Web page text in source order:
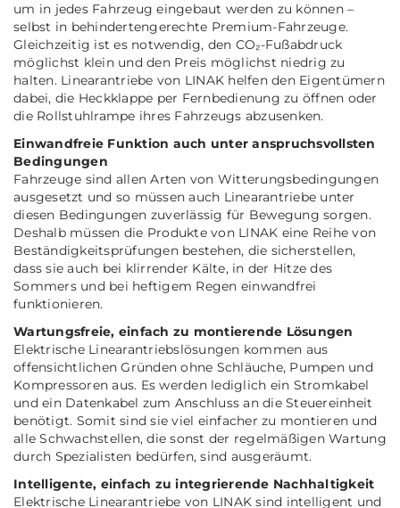
um in jedes Fahrzeug eingebaut werden zu können –
selbst in behindertengerechte Premium-Fahrzeuge.
Gleichzeitig ist es notwendig, den CO₂-Fußabdruck
möglichst klein und den Preis möglichst niedrig zu
halten. Linearantriebe von LINAK helfen den Eigentümern
dabei, die Heckklappe per Fernbedienung zu öffnen oder
die Rollstuhlrampe ihres Fahrzeugs abzusenken.
Einwandfreie Funktion auch unter anspruchsvollsten
Bedingungen
Fahrzeuge sind allen Arten von Witterungsbedingungen
ausgesetzt und so müssen auch Linearantriebe unter
diesen Bedingungen zuverlässig für Bewegung sorgen.
Deshalb müssen die Produkte von LINAK eine Reihe von
Beständigkeitsprüfungen bestehen, die sicherstellen,
dass sie auch bei klirrender Kälte, in der Hitze des
Sommers und bei heftigem Regen einwandfrei
funktionieren.
Wartungsfreie, einfach zu montierende Lösungen
Elektrische Linearantriebslösungen kommen aus
offensichtlichen Gründen ohne Schläuche, Pumpen und
Kompressoren aus. Es werden lediglich ein Stromkabel
und ein Datenkabel zum Anschluss an die Steuereinheit
benötigt. Somit sind sie viel einfacher zu montieren und
alle Schwachstellen, die sonst der regelmäßigen Wartung
durch Spezialisten bedürfen, sind ausgeräumt.
Intelligente, einfach zu integrierende Nachhaltigkeit
Elektrische Linearantriebe von LINAK sind intelligent und